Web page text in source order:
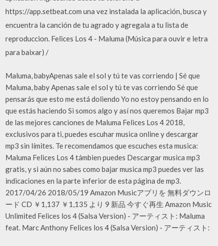
https://app.setbeat.com una vez instalada la aplicación, busca y
encuentra la canción de tu agrado y agregala a tu lista de
reproduccion. Felices Los 4 - Maluma (Música para ouvir e letra
para baixar) /
Maluma, babyApenas sale el sol y tú te vas corriendo | Sé que
Maluma, baby Apenas sale el sol y tú te vas corriendo Sé que
pensarás que esto me está doliendo Yo no estoy pensando en lo
que estás haciendo Si somos algo y así nos queremos Bajar mp3
de las mejores canciones de Maluma Felices Los 4 2018,
exclusivos para ti, puedes escuhar musica online y descargar
mp3 sin límites. Te recomendamos que escuches esta musica:
Maluma Felices Los 4 támbien puedes Descargar musica mp3
gratis, y si aún no sabes como bajar musica mp3 puedes ver las
indicaciones en la parte inferior de esta página de mp3.
2017/04/26 2018/05/19 Amazon Musicアプリを 無料ダウンロ
ード CD ￥1,137 ￥1,135 より 9 新品 今すぐ再生 Amazon Music
Unlimited Felices los 4 (Salsa Version) - アーティスト: Maluma
feat. Marc Anthony Felices los 4 (Salsa Version) - アーティスト: